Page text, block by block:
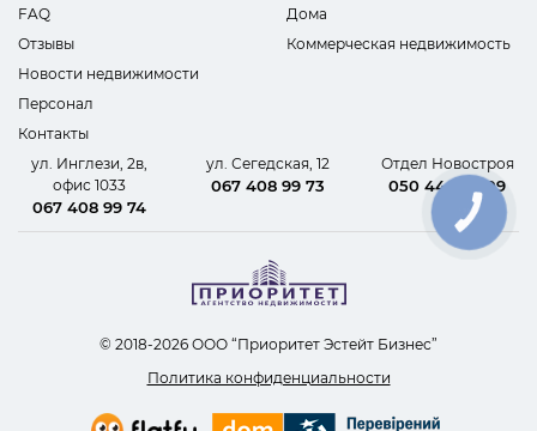
FAQ
Отзывы
Новости недвижимости
Персонал
Контакты
Дома
Коммерческая недвижимость
ул. Инглези, 2в,
офис 1033
067 408 99 74
ул. Сегедская, 12
067 408 99 73
Отдел Новостроя
050 440 62 09
© 2018-2026 ООО “Приоритет Эстейт Бизнес”
Политика конфиденциальности
КНОПКА
СВЯЗИ